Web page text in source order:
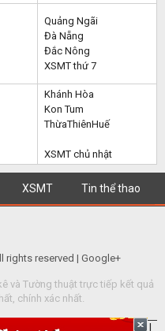
Quảng Ngãi
Đà Nẵng
Đắc Nông
XSMT thứ 7
Khánh Hòa
Kon Tum
ThừaThiênHuế
XSMT chủ nhật
XSMT Tin thể thao
rights reserved | Google+
và Tường thuật trực tiếp kết quả
chính xác nhất.
Xổ số miền bắc quay thu mn